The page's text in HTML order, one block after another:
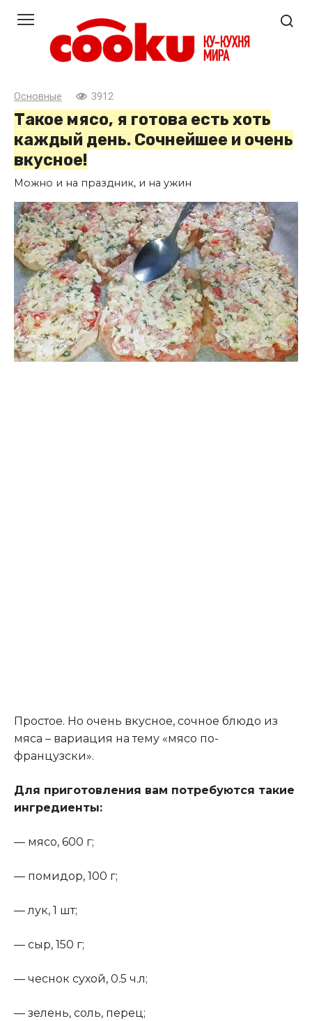
контенту
Основные 3912
Такое мясо, я готова есть хоть
каждый день. Сочнейшее и очень
вкусное!
Можно и на праздник, и на ужин
Простое. Но очень вкусное, сочное блюдо из
мяса – вариация на тему «мясо по-
французски».
Для приготовления вам потребуются такие
ингредиенты:
— мясо, 600 г;
— помидор, 100 г;
— лук, 1 шт;
— сыр, 150 г;
— чеснок сухой, 0.5 ч.л;
— зелень, соль, перец;